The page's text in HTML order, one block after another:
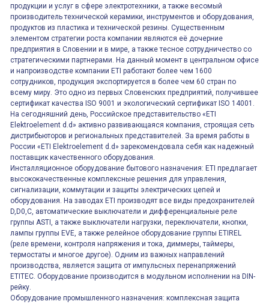
продукции и услуг в сфере электротехники, а также весомый
производитель технической керамики, инструментов и оборудования,
продуктов из пластика и технической резины. Существенным
элементом стратегии роста компании являются её дочерние
предприятия в Словении и в мире, а также тесное сотрудничество со
стратегическими партнерами. На данный момент в центральном офисе
и напроизводстве компании ETI работают более чем 1600
сотрудников, продукция экспортируется в более чем 60 стран по
всему миру. Это одно из первых Словенских предприятий, получившее
сертификат качества ISO 9001 и экологический сертификат ISO 14001.
На сегодняшний день, Российское представительство «ETI
Elektroelement d.d» активно развивающаяся компания, строящая сеть
дистрибьюторов и региональных представителей. За время работы в
России «ETI Elektroelement d.d» зарекомендовала себя как надежный
поставщик качественного оборудования.
Инсталляционное оборудование бытового назначения: ETI предлагает
высококачественные комплексные решения для управления,
сигнализации, коммутации и защиты электрических цепей и
оборудования. На заводах ETI производят все виды предохранителей
D,D0,C, автоматические выключатели и дифференциальные реле
группы ASTI, а также выключатели нагрузки, переключатели, кнопки,
лампы группы EVE, а также релейное оборудование группы ETIREL
(реле времени, контроля напряжения и тока, диммеры, таймеры,
термостаты и многое другое). Одним из важных направлений
производства, является защита от импульсных перенапряжений
ETITEC. Оборудование производится в модульном исполнении на DIN-
рейку.
Оборудование промышленного назначения: комплексная защита